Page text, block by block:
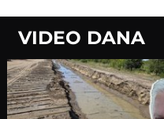
VIDEO DANA